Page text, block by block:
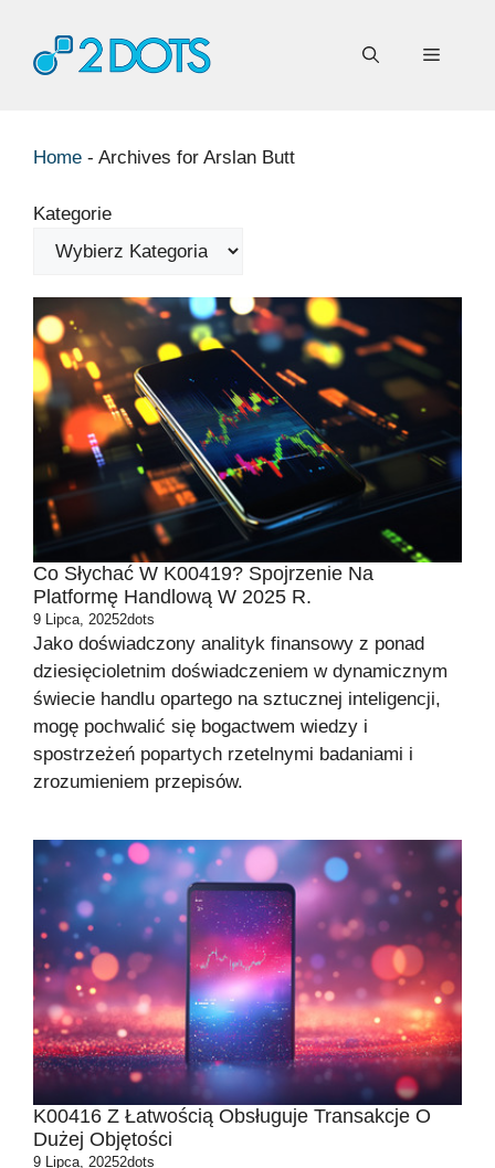
treści
Menu
Home - Archives for Arslan Butt
Kategorie
Co Słychać W K00419? Spojrzenie Na
Platformę Handlową W 2025 R.
9 Lipca, 20252dots
Jako doświadczony analityk finansowy z ponad
dziesięcioletnim doświadczeniem w dynamicznym
świecie handlu opartego na sztucznej inteligencji,
mogę pochwalić się bogactwem wiedzy i
spostrzeżeń popartych rzetelnymi badaniami i
zrozumieniem przepisów.
K00416 Z Łatwością Obsługuje Transakcje O
Dużej Objętości
9 Lipca, 20252dots